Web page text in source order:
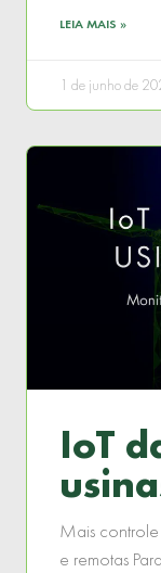
LEIA MAIS »
1 de junho de
IoT
Mais
e remotas